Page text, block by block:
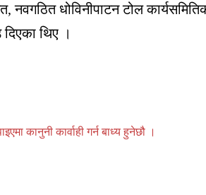
धोविनीपाटन टोल
थिए ।
कानुनी कार्वाही गर्न बाध्य हुनेछौ ।